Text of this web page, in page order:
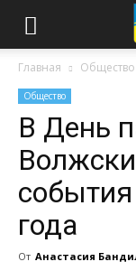
Главная Общество
Общество
В День
года
От Анастасия